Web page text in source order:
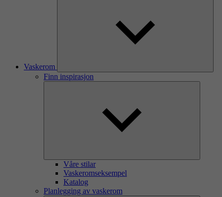
Vaskerom
Finn inspirasjon
Våre stilar
Vaskeromseksempel
Katalog
Planlegging av vaskerom